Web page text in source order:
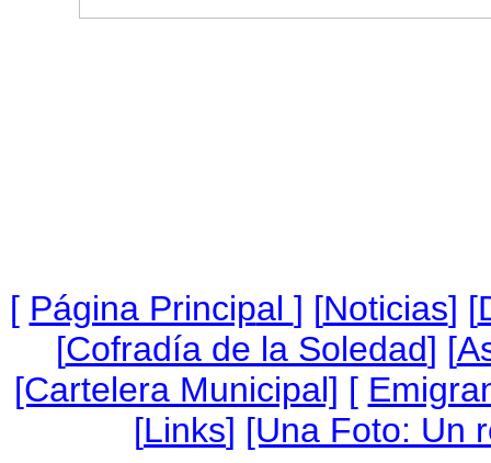
[ Página Principal ] [Noticias] [
[Cofradía de la Soledad] [
[Cartelera Municipal] [
[Links] [Una Foto: Un